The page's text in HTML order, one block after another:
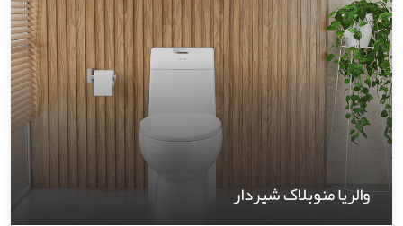
والریا منوبلاک شیردار